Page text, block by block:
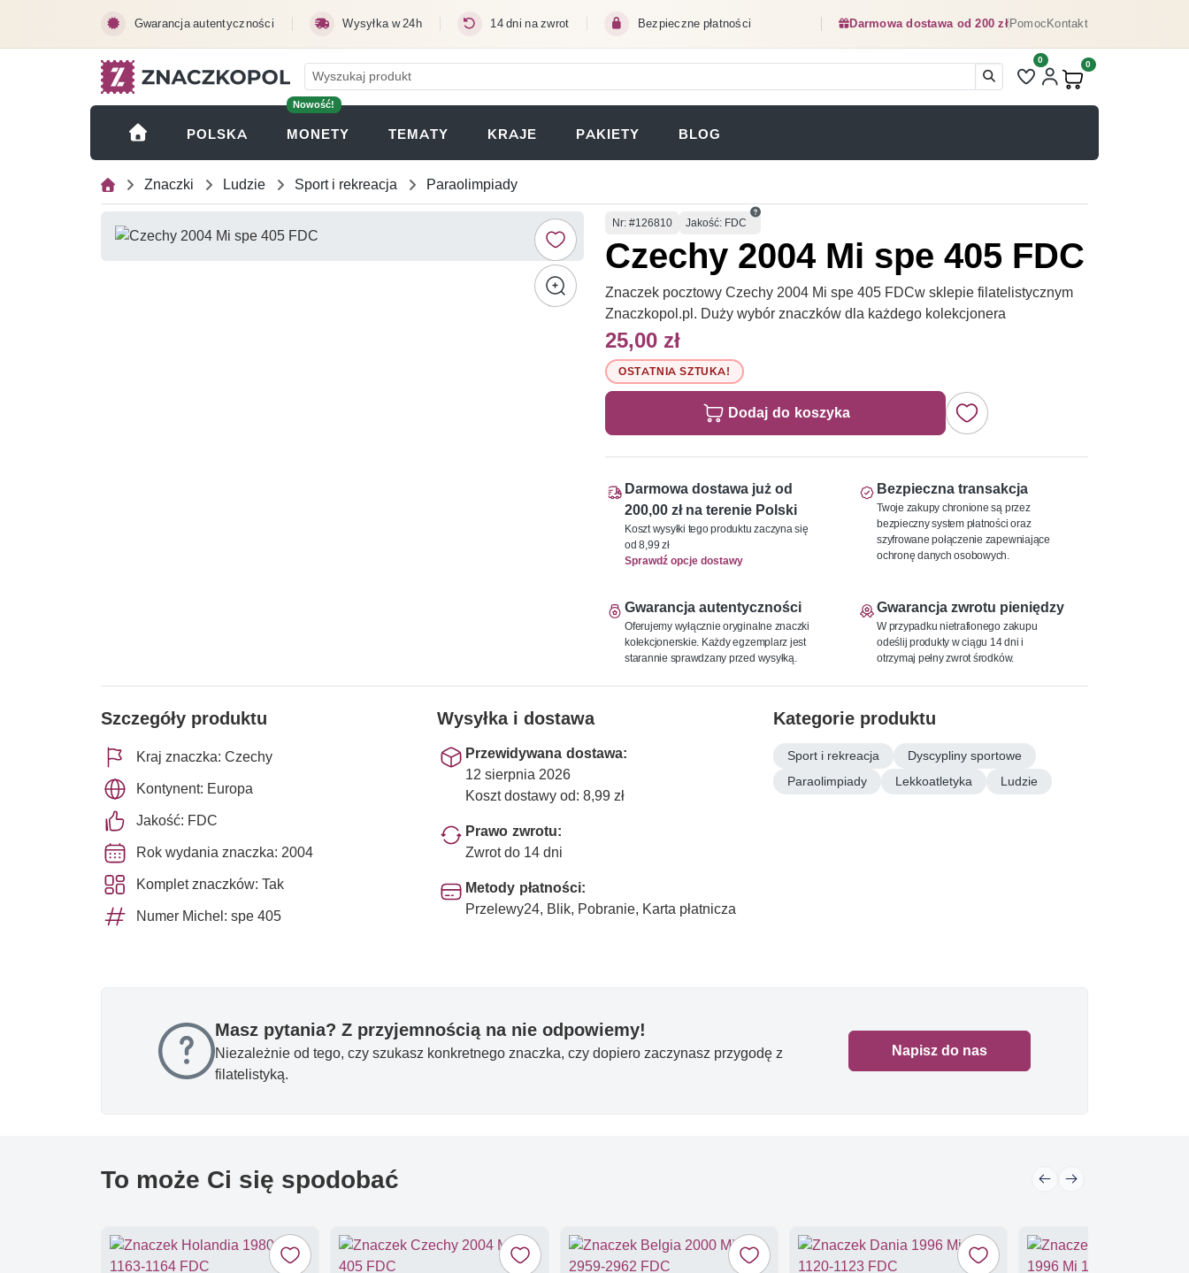
Gwarancja autentyczności Wysyłka w 24h 14 dni na zwrot Bezpieczne płatności Darmowa dostawa od 200 złPomocKontakt
Liczba pozycji na liście
0
Produkty w koszyku:
0
POLSKA
Nowość!
MONETY (OTWIERA SIĘ W NOWEJ KARCIE)
TEMATY KRAJE PAKIETY BLOG
Znaczki Ludzie Sport i rekreacja Paraolimpiady
Numer
Nr: #126810 Jakość: FDC
Czechy 2004 Mi spe 405 FDC
Znaczek pocztowy Czechy 2004 Mi spe 405 FDCw sklepie filatelistycznym
Znaczkopol.pl. Duży wybór znaczków dla każdego kolekcjonera
25,00 zł
OSTATNIA SZTUKA!
Dodaj do koszyka
Darmowa dostawa już od
200,00 zł na terenie Polski
Koszt wysyłki tego produktu zaczyna się
od 8,99 zł
Sprawdź opcje dostawy
Bezpieczna transakcja
Twoje zakupy chronione są przez
bezpieczny system płatności oraz
szyfrowane połączenie zapewniające
ochronę danych osobowych.
Gwarancja autentyczności
Oferujemy wyłącznie oryginalne znaczki
kolekcjonerskie. Każdy egzemplarz jest
starannie sprawdzany przed wysyłką.
Gwarancja zwrotu pieniędzy
W przypadku nietrafionego zakupu
odeślij produkty w ciągu 14 dni i
otrzymaj pełny zwrot środków.
Szczegóły produktu
Kraj znaczka: Czechy
Kontynent: Europa
Jakość: FDC
Rok wydania znaczka: 2004
Komplet znaczków: Tak
Numer Michel: spe 405
Wysyłka i dostawa
Przewidywana dostawa:
12 sierpnia 2026
Koszt dostawy od: 8,99 zł
Prawo zwrotu:
Zwrot do 14 dni
Metody płatności:
Przelewy24, Blik, Pobranie, Karta płatnicza
Kategorie produktu
Sport i rekreacja
Dyscypliny sportowe
Paraolimpiady
Lekkoatletyka Ludzie
Masz pytania? Z przyjemnością na nie odpowiemy!
Niezależnie od tego, czy szukasz konkretnego znaczka, czy dopiero zaczynasz przygodę z
filatelistyką.
Napisz do nas
To może Ci się spodobać